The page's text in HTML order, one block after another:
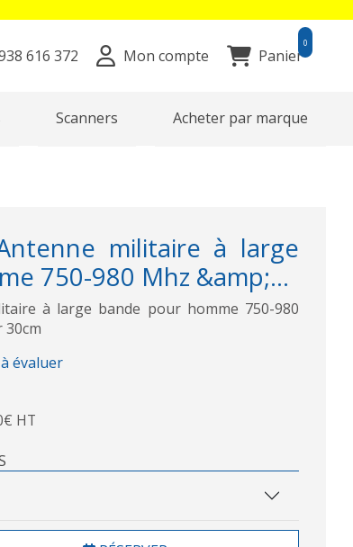
616 372 Mon compte Panier
0
Scanners Acheter par marque
militaire à large
750-980 Mhz &amp;...
à large bande pour homme 750-980
30cm
évaluer
HT